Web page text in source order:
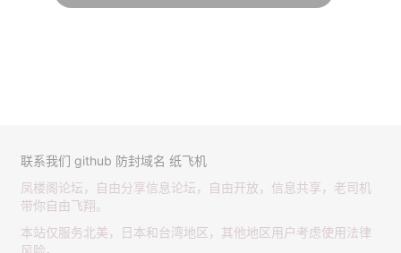
联系我们 github 防封域名 纸飞机
凤楼阁论坛，自由分享信息论坛，自由开放，信息共享，老司机
带你自由飞翔。
本站仅服务北美，日本和台湾地区，其他地区用户考虑使用法律
风险。